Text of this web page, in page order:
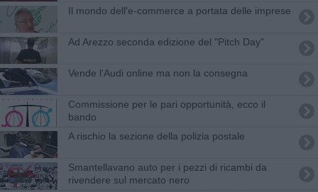
Il mondo dell'e-commerce a portata delle imprese
Ad Arezzo seconda edizione del "Pitch Day"
Vende l'Audi online ma non la consegna
Commissione per le pari opportunità, ecco il
bando
A rischio la sezione della polizia postale
Smantellavano auto per i pezzi di ricambi da
rivendere sul mercato nero